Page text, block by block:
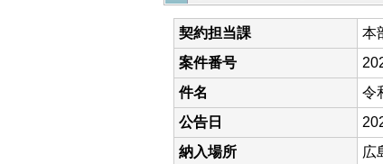
契約担当課
本
案件番号
件名
令
公告日
納入場所
広